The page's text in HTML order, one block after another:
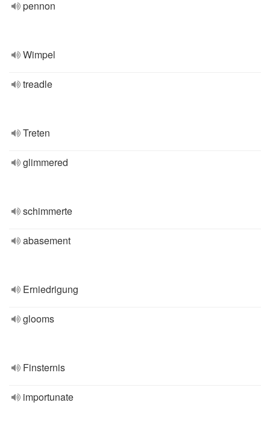
pennon
Wimpel
treadle
Treten
glimmered
schimmerte
abasement
Erniedrigung
glooms
Finsternis
importunate